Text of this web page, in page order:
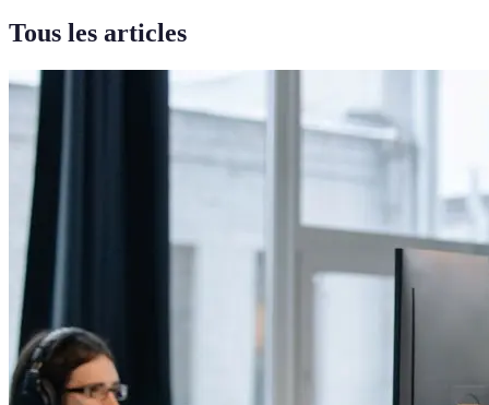
Tous les articles